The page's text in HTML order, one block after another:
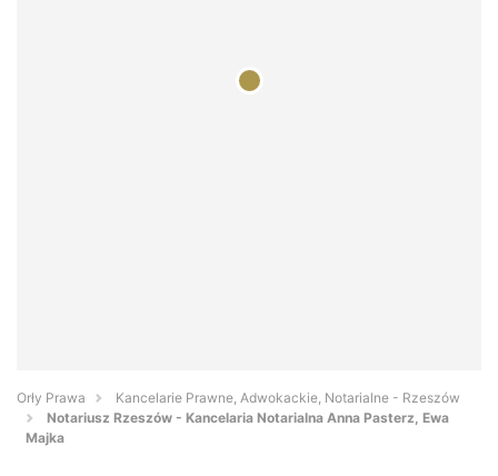
Orły Prawa
Kancelarie Prawne, Adwokackie, Notarialne - Rzeszów
Notariusz Rzeszów - Kancelaria Notarialna Anna Pasterz, Ewa
Majka